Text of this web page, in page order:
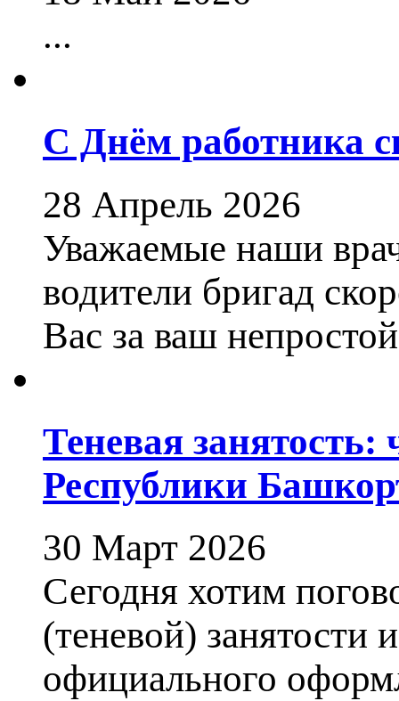
...
С Днём работника
28 Апрель 2026
Уважаемые наши
водители бригад
Вас за ваш
Теневая занятость:
Республики
30 Март 2026
Сегодня хотим
(теневой) занятости
официального